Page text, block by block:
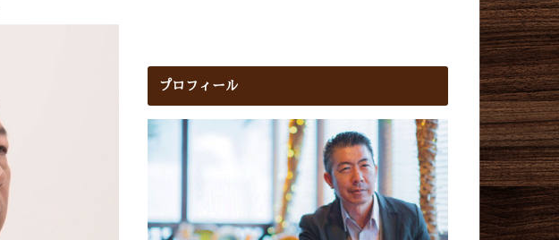
プロフィール